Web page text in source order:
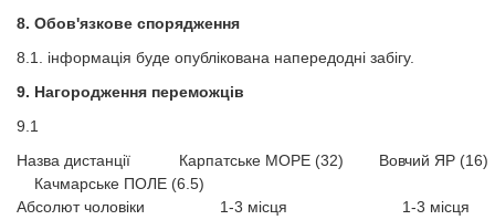
8. Обов'язкове спорядження
8.1. ​​​​​​​інформація буде опублікована напередодні забігу.
9. Нагородження переможців
9.1
Назва дистанції Карпатське МОРЕ (32) Вовчий ЯР
Качмарське ПОЛЕ (6.5)
Абсолют чоловіки 1-3 місця 1-3 місця